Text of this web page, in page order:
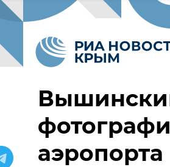
аэропорта